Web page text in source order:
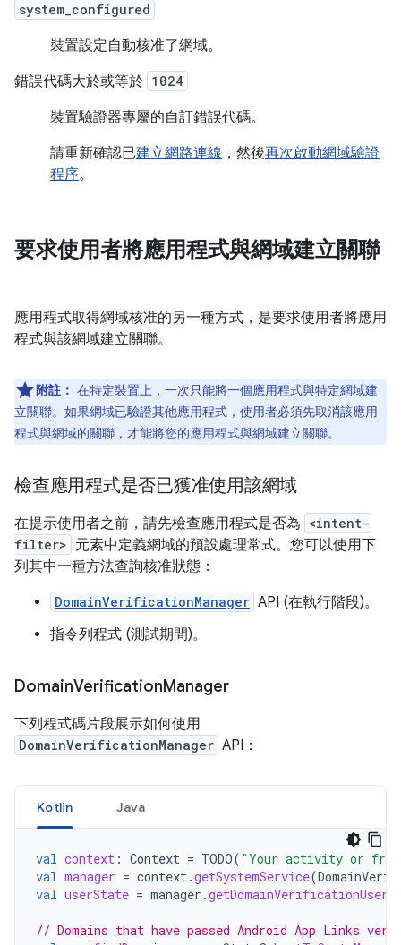
system_configured
裝置設定自動核准了網域。
錯誤代碼大於或等於 1024
裝置驗證器專屬的自訂錯誤代碼。
請重新確認已建立網路連線 ，然後再次啟動網域驗證
程序。
要求使用者將應用程式與網域建立關聯
應用程式取得網域核准的另一種方式，是要求使用者將應用
程式與該網域建立關聯。
附註： 在特定裝置上，一次只能將一個應用程式與特定網域建
立關聯。如果網域已驗證其他應用程式，使用者必須先取消該應用
程式與網域的關聯，才能將您的應用程式與網域建立關聯。
檢查應用程式是否已獲准使用該網域
在提示使用者之前，請先檢查應用程式是否為 <intent-
filter> 元素中定義網域的預設處理常式。您可以使用下
列其中一種方法查詢核准狀態：
DomainVerificationManager API (在執行階段)。
指令列程式 (測試期間)。
DomainVerificationManager
下列程式碼片段展示如何使用
DomainVerificationManager API：
Kotlin Java
val context : Context = TODO( "Your activity or
val manager = context.getSystemService(
val userState = manager .
// Domains that have passed Android App Links